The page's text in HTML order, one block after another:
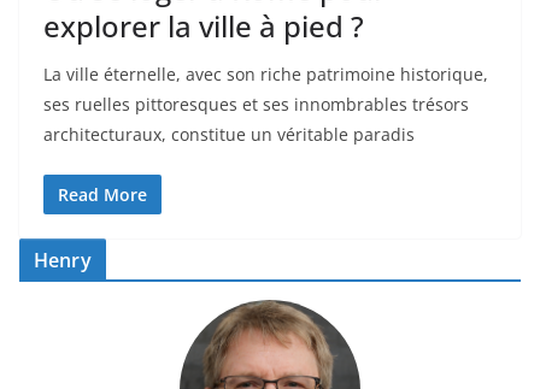
explorer la ville à pied ?
La ville éternelle, avec son riche patrimoine historique,
ses ruelles pittoresques et ses innombrables trésors
architecturaux, constitue un véritable paradis
Read More
Henry